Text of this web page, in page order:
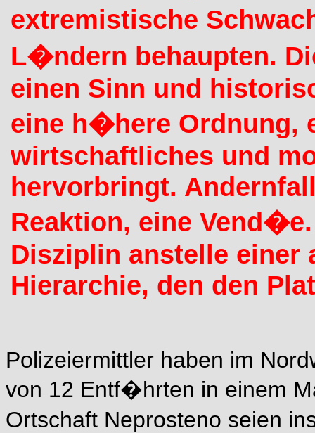
extremistische
L�ndern behaupten.
einen Sinn und
eine h�here Ordnung,
wirtschaftliches und
hervorbringt.
Reaktion, eine
Disziplin anstelle einer
Hierarchie, den den
Polizeiermittler haben im
von 12 Entf�hrten in einem
Ortschaft Neprosteno seien